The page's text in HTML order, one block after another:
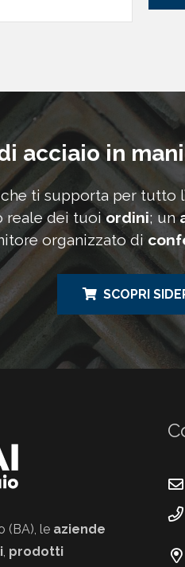
in
ti supporta per tutto
reale dei tuoiordini; un
organizzato di
SCOPRI
(BA), le aziende
, prodotti